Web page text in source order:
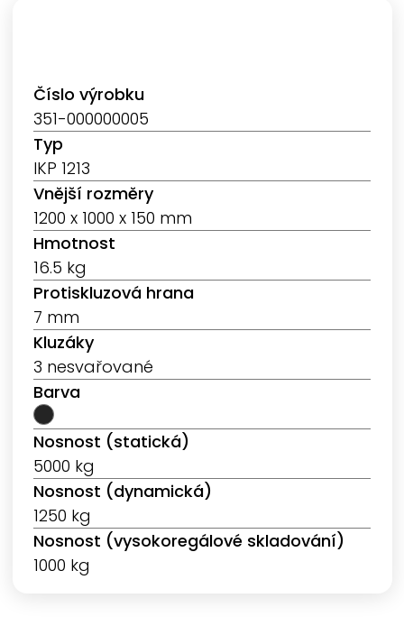
Číslo výrobku
351-000000005
Typ
IKP 1213
Vnější rozměry
1200 x 1000 x 150 mm
Hmotnost
16.5 kg
Protiskluzová hrana
7 mm
Kluzáky
3 nesvařované
Barva
Nosnost (statická)
5000 kg
Nosnost (dynamická)
1250 kg
Nosnost (vysokoregálové skladování)
1000 kg